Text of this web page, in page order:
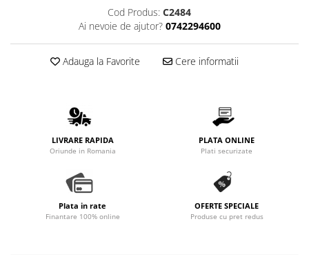
Accesorii si intretinere
Cod Produs: C2484
Ai nevoie de ajutor? 0742294600
Adauga la Favorite Cere informatii
LIVRARE RAPIDA
Oriunde in Romania
PLATA ONLINE
Plati securizate
Plata in rate
Finantare 100% online
OFERTE SPECIALE
Produse cu pret redus